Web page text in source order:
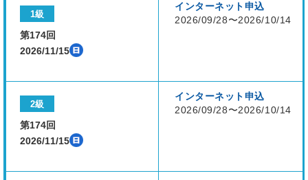
1級
第174回
2026/11/15
インターネット申込
2026/09/28〜2026/10/14
2級
第174回
2026/11/15
インターネット申込
2026/09/28〜2026/10/14